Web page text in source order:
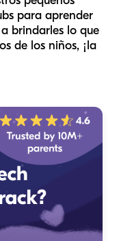
para aprender
brindarles lo que
de los niños, ¡la